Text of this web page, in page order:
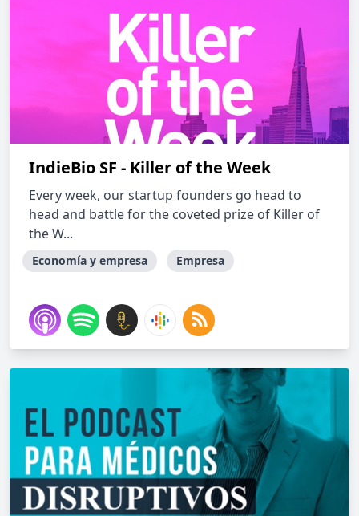
IndieBio SF - Killer of the Week
Every week, our startup founders go head to
head and battle for the coveted prize of Killer of
the W...
Economía y empresa Empresa